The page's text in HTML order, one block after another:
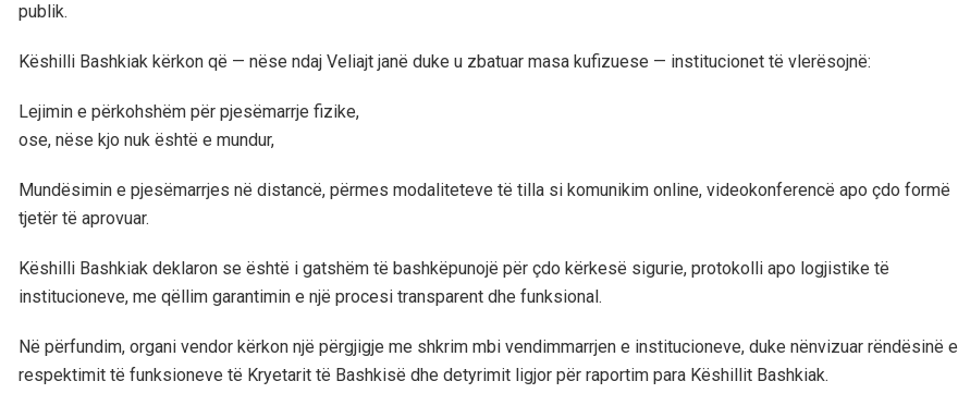
publik.
Këshilli Bashkiak kërkon që — nëse ndaj Veliajt janë duke u zbatuar masa kufizuese — institucionet të vlerësojnë:
Lejimin e përkohshëm për pjesëmarrje fizike,
ose, nëse kjo nuk është e mundur,
Mundësimin e pjesëmarrjes në distancë, përmes modaliteteve të tilla si komunikim online, videokonferencë apo çdo formë
tjetër të aprovuar.
Këshilli Bashkiak deklaron se është i gatshëm të bashkëpunojë për çdo kërkesë sigurie, protokolli apo logjistike të
institucioneve, me qëllim garantimin e një procesi transparent dhe funksional.
Në përfundim, organi vendor kërkon një përgjigje me shkrim mbi vendimmarrjen e institucioneve, duke nënvizuar rëndësinë e
respektimit të funksioneve të Kryetarit të Bashkisë dhe detyrimit ligjor për raportim para Këshillit Bashkiak.